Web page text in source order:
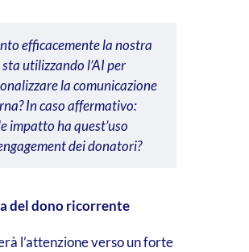
efficacemente la nostra
utilizzando l’AI per
la comunicazione
In caso affermativo:
impatto ha quest’uso
dei donatori?
del dono ricorrente
l’attenzione verso un forte